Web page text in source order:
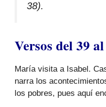
38).
Versos del 39
María visita a Isabel.
narra los
los pobres, pues aquí